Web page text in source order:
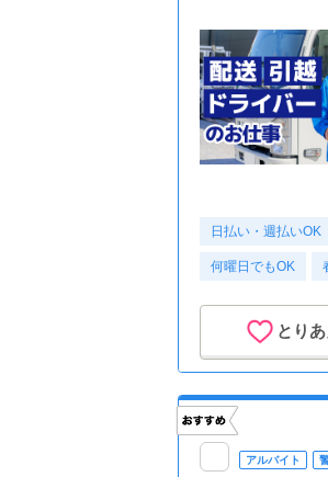
日払い・週払いOK
何曜日でもOK
とり
アルバイト